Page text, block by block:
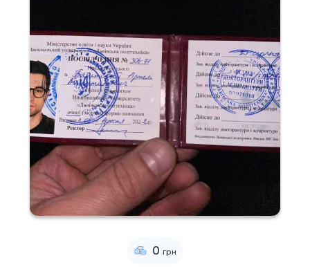
0 грн